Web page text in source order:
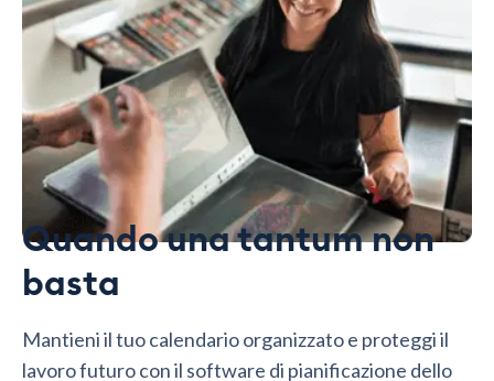
Quando una tantum non
basta
Mantieni il tuo calendario organizzato e proteggi il
lavoro futuro con il software di pianificazione dello